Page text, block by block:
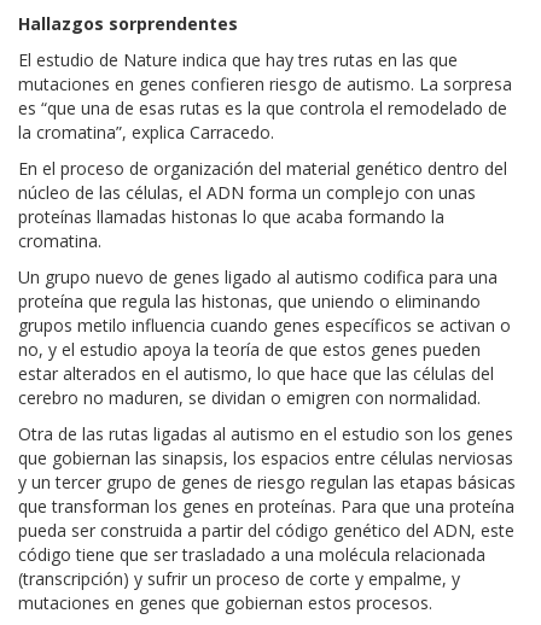
Hallazgos sorprendentes
El estudio de Nature indica que hay tres rutas en las que
mutaciones en genes confieren riesgo de autismo. La sorpresa
es “que una de esas rutas es la que controla el remodelado de
la cromatina”, explica Carracedo.
En el proceso de organización del material genético dentro del
núcleo de las células, el ADN forma un complejo con unas
proteínas llamadas histonas lo que acaba formando la
cromatina.
Un grupo nuevo de genes ligado al autismo codifica para una
proteína que regula las histonas, que uniendo o eliminando
grupos metilo influencia cuando genes específicos se activan o
no, y el estudio apoya la teoría de que estos genes pueden
estar alterados en el autismo, lo que hace que las células del
cerebro no maduren, se dividan o emigren con normalidad.
Otra de las rutas ligadas al autismo en el estudio son los genes
que gobiernan las sinapsis, los espacios entre células nerviosas
y un tercer grupo de genes de riesgo regulan las etapas básicas
que transforman los genes en proteínas. Para que una proteína
pueda ser construida a partir del código genético del ADN, este
código tiene que ser trasladado a una molécula relacionada
(transcripción) y sufrir un proceso de corte y empalme, y
mutaciones en genes que gobiernan estos procesos.